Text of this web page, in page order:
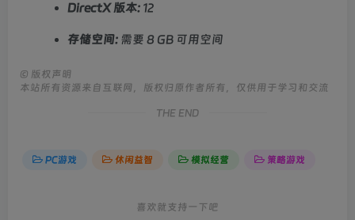
DirectX 版本: 12
存储空间: 需要 8 GB 可用空间
© 版权声明
本站所有资源来自互联网，版权归原作者所有，仅供用于学习和交流
THE END
PC游戏 休闲益智 模拟经营 策略游戏
喜欢就支持一下吧